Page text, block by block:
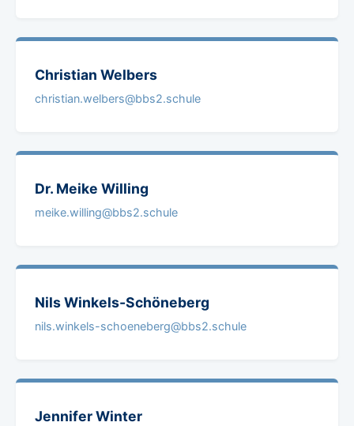
Christian Welbers
christian.welbers@bbs2.schule
Dr. Meike Willing
meike.willing@bbs2.schule
NilsWinkels-Schöneberg
nils.winkels-schoeneberg@bbs2.schule
JenniferWinter